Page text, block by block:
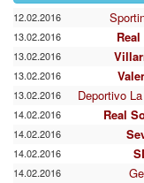
12.02.2016
13.02.2016
13.02.2016
13.02.2016
13.02.2016 Deportivo
14.02.2016 Real
14.02.2016
14.02.2016
14.02.2016